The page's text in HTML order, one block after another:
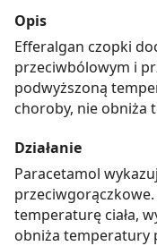
Opis
Efferalgan czopki
przeciwbólowym i
podwyższoną
choroby, nie obniża
Działanie
Paracetamol
temperaturę ciała,
obniża temperatury